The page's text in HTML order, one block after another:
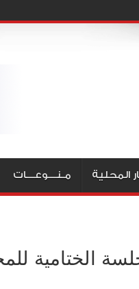
المحلية مـنـــوعـــات
الختامية